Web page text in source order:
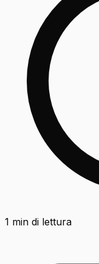
1 min di lettura